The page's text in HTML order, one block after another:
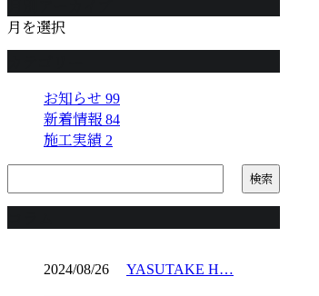
月を選択
お知らせ 99
新着情報 84
施工実績 2
2024/08/26 YASUTAKE H…